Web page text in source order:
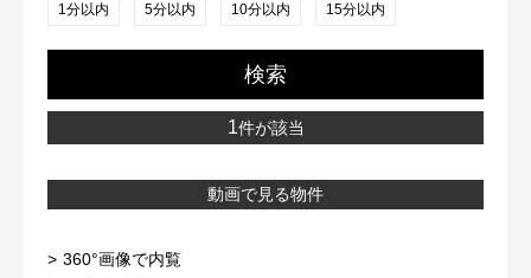
1分以内 5分以内 10分以内 15分以内
検索
1件が該当
動画で見る物件
360°画像で内覧